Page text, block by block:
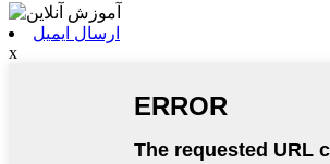
ارسال ایمیل
x